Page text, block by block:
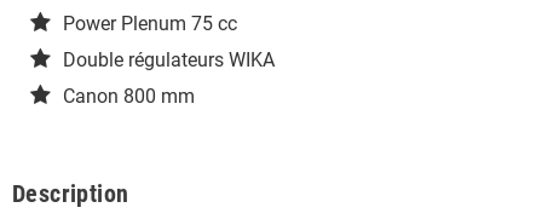
Power Plenum 75 cc
Double régulateurs WIKA
Canon 800 mm
Description